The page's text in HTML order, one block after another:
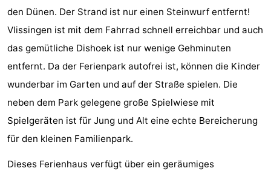
Westduin
Hotels
Zimmer
(mit
Frühstück)
Lastminutes
Strand
Sehen
&
tun
-
Museen
-
den Dünen. Der Strand ist nur einen Steinwurf entfernt!
Vlissingen ist mit dem Fahrrad schnell erreichbar und auch
das gemütliche Dishoek ist nur wenige Gehminuten
entfernt. Da der Ferienpark autofrei ist, können die Kinder
wunderbar im Garten und auf der Straße spielen. Die
neben dem Park gelegene große Spielwiese mit
Spielgeräten ist für Jung und Alt eine echte Bereicherung
für den kleinen Familienpark.
Dieses Ferienhaus verfügt über ein geräumiges